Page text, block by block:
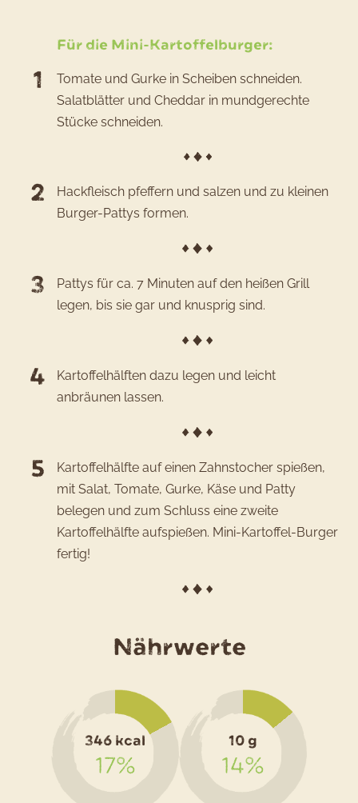
Mini-
Für die Mini-Kartoffelburger:
Tomate und Gurke in Scheiben schneiden.
Salatblätter und Cheddar in mundgerechte
Stücke schneiden.
Hackfleisch pfeffern und salzen und zu kleinen
Burger-Pattys formen.
Pattys für ca. 7 Minuten auf den heißen Grill
legen, bis sie gar und knusprig sind.
Kartoffelhälften dazu legen und leicht
anbräunen lassen.
Kartoffelhälfte auf einen Zahnstocher spießen,
mit Salat, Tomate, Gurke, Käse und Patty
belegen und zum Schluss eine zweite
Kartoffelhälfte aufspießen. Mini-Kartoffel-Burger
fertig!
Nährwertefür
Rezept
Mini-
346 kcal
17%
10 g
14%